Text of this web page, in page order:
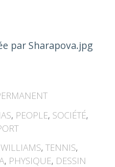
, PEOPLE, SOCIÉTÉ,
, TENNIS,
, PHYSIQUE, DESSIN